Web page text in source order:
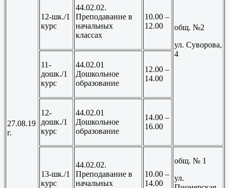
27.08.19
г.
общ. №2
ул. Суворова,
4
12-шк./1
курс
44.02.02.
Преподавание в
начальных
классах
10.00 –
12.00
11-
дошк./1
курс
44.02.01
Дошкольное
образование
12.00 –
14.00
12-
дошк./1
курс
44.02.01
Дошкольное
образование
14.00 –
16.00
13-шк./1
курс
44.02.02.
Преподавание в
начальных
10.00 –
14.00
общ. № 1
ул.